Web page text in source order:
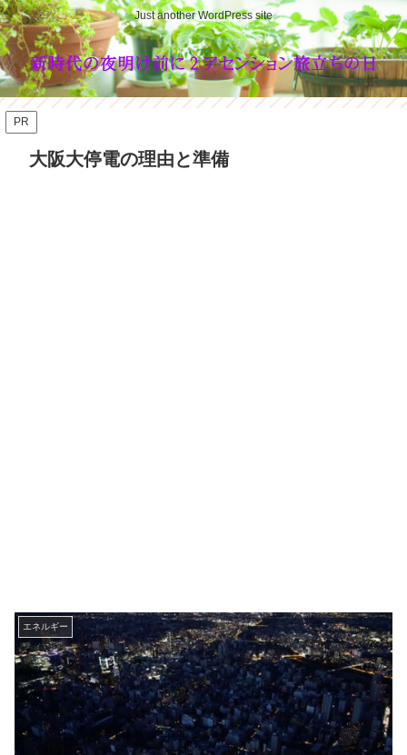
Just another WordPress site
PR
大阪大停電の理由と準備
エネルギー